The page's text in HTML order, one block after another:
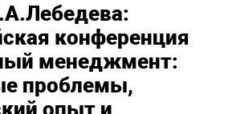
конференция
менеджмент:
проблемы,